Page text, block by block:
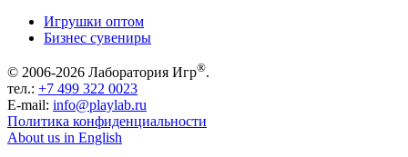
Игрушки оптом
Бизнес сувениры
© 2006-2026 Лаборатория Игр®.
тел.: +7 499 322 0023
E-mail: info@playlab.ru
Политика конфиденциальности
About us in English